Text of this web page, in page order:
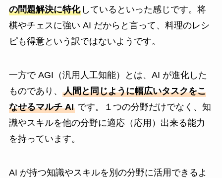
の問題解決に特化しているといった感じです。将
棋やチェスに強い AI だからと言って、料理のレシ
ピも得意という訳ではないようです。
一方で AGI（汎用人工知能）とは、AI が進化した
ものであり、 人間と同じように幅広いタスクをこ
なせるマルチ AIです。１つの分野だけでなく、知
識やスキルを他の分野に適応（応用）出来る能力
を持っています。
AI が持つ知識やスキルを別の分野に活用できるよ